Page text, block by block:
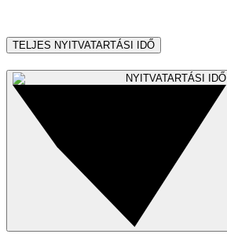
TELJES NYITVATARTÁSI IDŐ
NYITVATARTÁSI IDŐ